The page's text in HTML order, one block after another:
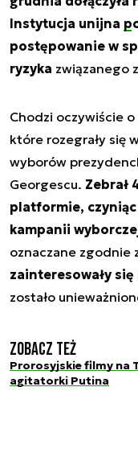
Instytucja unijna
postępowanie w
ryzyka związanego
Chodzi oczywiście
które rozegrały się
wyborów
Georgescu. Zebrał
platformie, czyniąc
kampanii
oznaczane zgodnie
zainteresowały się
zostało
Zobacz też
Prorosyjskie filmy na
agitatorki Putina